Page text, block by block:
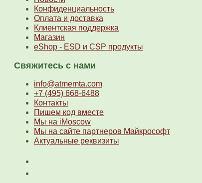
Конфиденциальность
Оплата и доставка
Клиентская поддержка
Магазин
eShop - ESD и CSP продукты
Свяжитесь с нами
info@atmemta.com
+7 (495) 668-6488
Контакты
Пишем код вместе
Мы на iMoscow
Мы на сайте партнеров Майкрософт
Актуальные реквизиты